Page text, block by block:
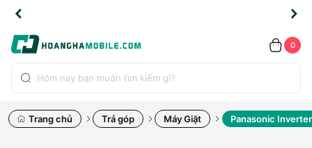
0
Trang chủ Trả góp Máy Giặt Panasonic